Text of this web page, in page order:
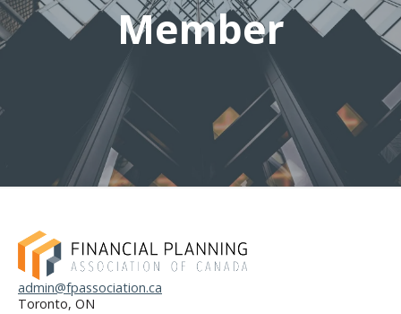
Member
admin@fpassociation.ca
Toronto, ON